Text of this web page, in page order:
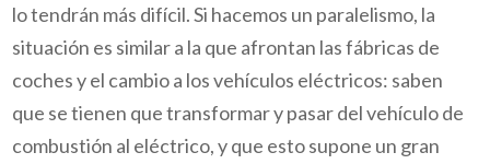
lo tendrán más difícil. Si hacemos un paralelismo, la
situación es similar a la que afrontan las fábricas de
coches y el cambio a los vehículos eléctricos: saben
que se tienen que transformar y pasar del vehículo de
combustión al eléctrico, y que esto supone un gran